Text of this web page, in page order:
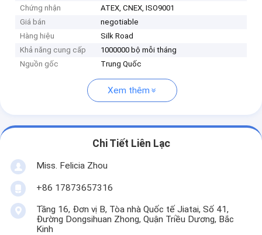
Chứng nhận
ATEX, CNEX, ISO9001
Giá bán
negotiable
Hàng hiệu
Silk Road
Khả năng cung cấp
1000000 bộ mỗi tháng
Nguồn gốc
Trung Quốc
Xem thêm
Chi Tiết Liên Lạc
Miss. Felicia Zhou
+86 17873657316
Tầng 16, Đơn vị B, Tòa nhà Quốc tế Jiatai, Số 41,
Đường Dongsihuan Zhong, Quận Triều Dương, Bắc
Kinh